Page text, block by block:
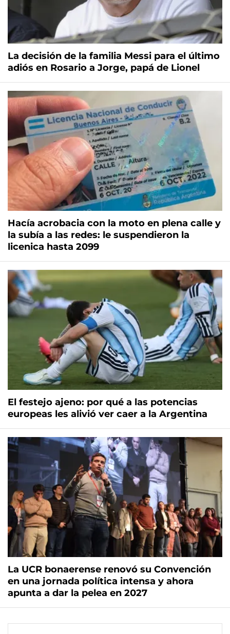
La decisión de la familia Messi para el último
adiós en Rosario a Jorge, papá de Lionel
Hacía acrobacia con la moto en plena calle y
la subía a las redes: le suspendieron la
licenica hasta 2099
El festejo ajeno: por qué a las potencias
europeas les alivió ver caer a la Argentina
La UCR bonaerense renovó su Convención
en una jornada política intensa y ahora
apunta a dar la pelea en 2027